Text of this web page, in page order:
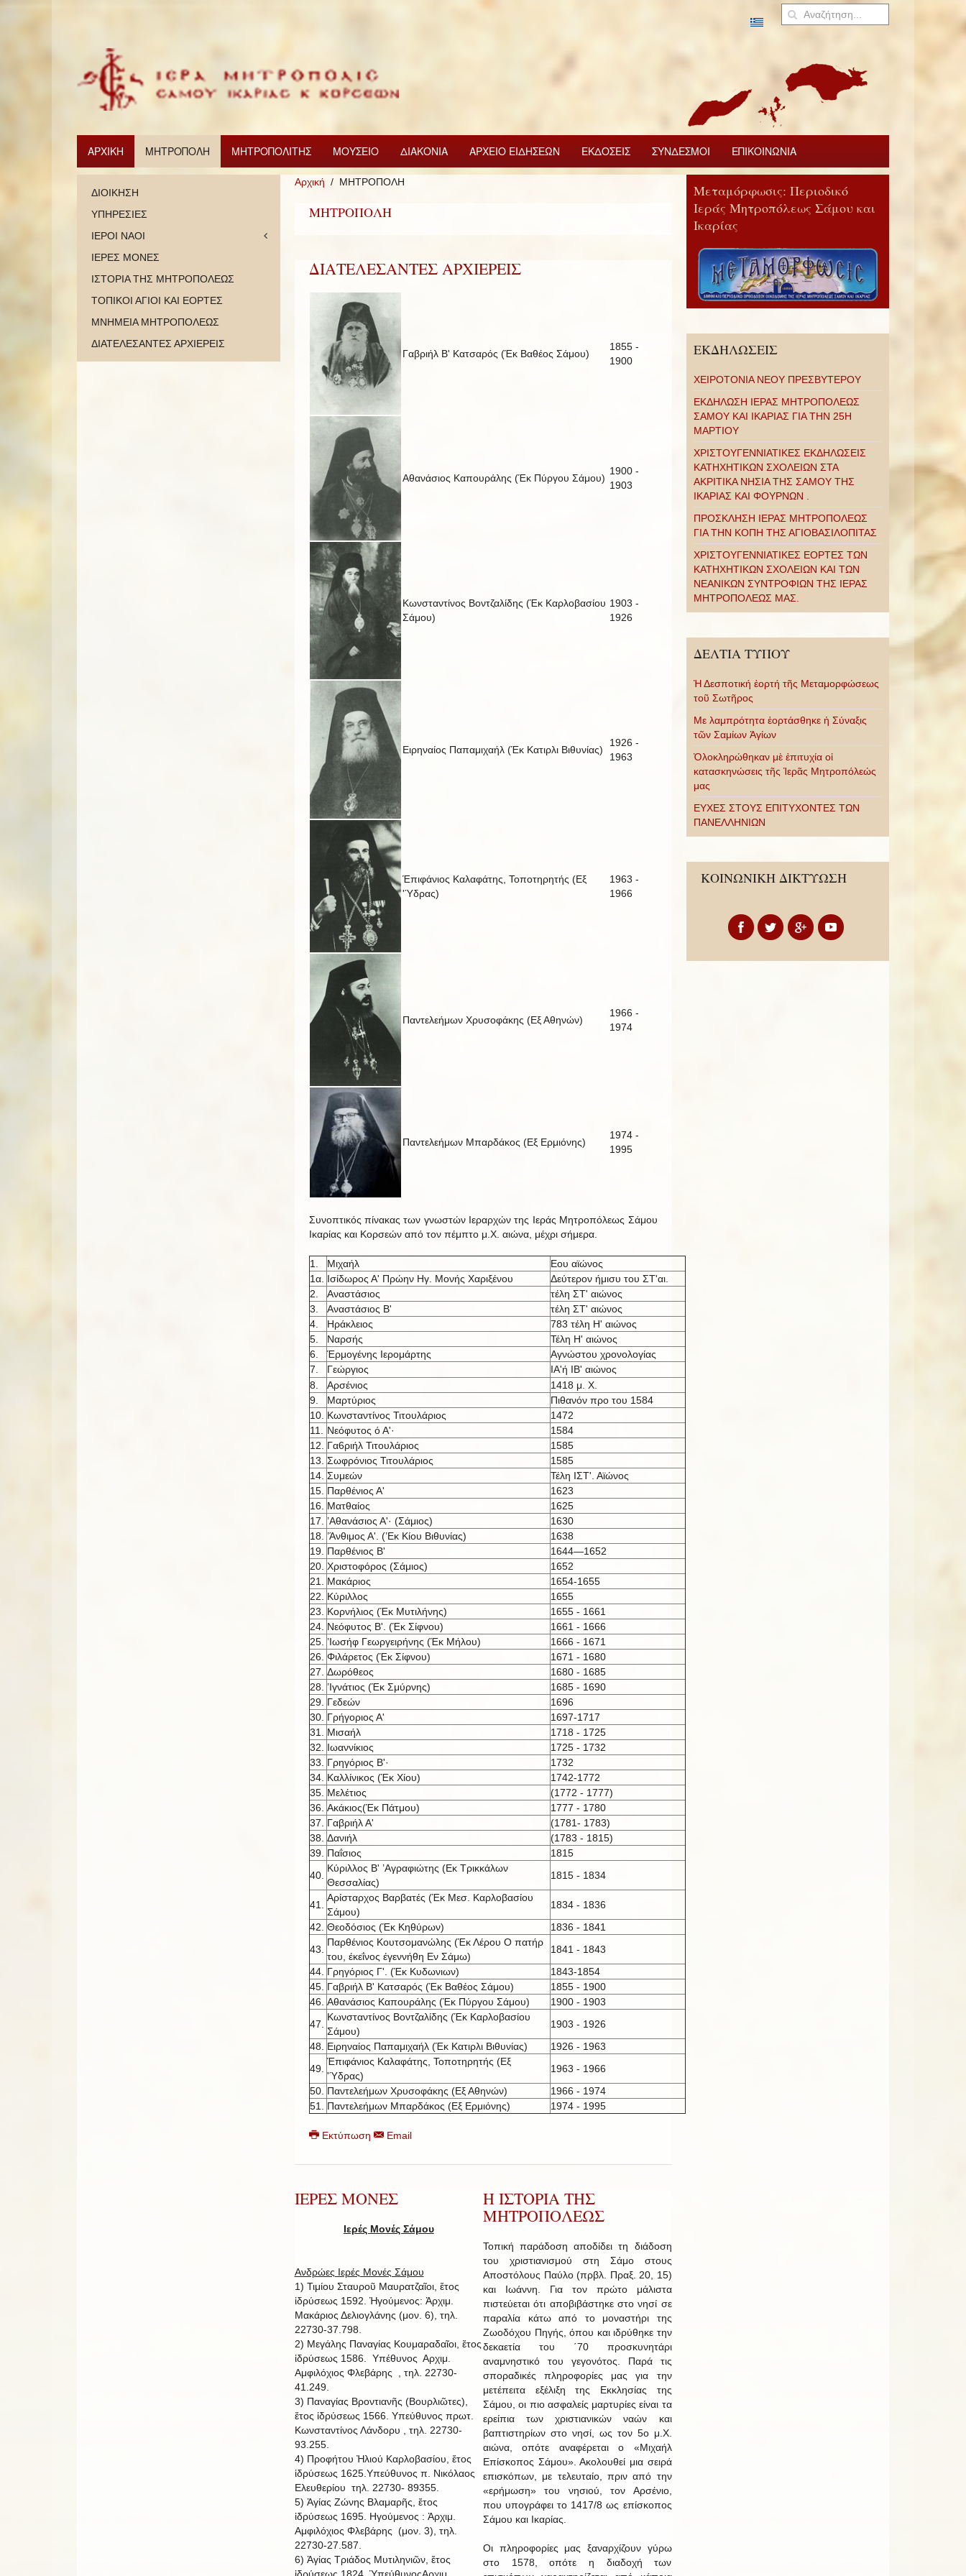
ΑΡΧΙΚΗ ΜΗΤΡΟΠΟΛΗ ΜΗΤΡΟΠΟΛΙΤΗΣ ΜΟΥΣΕΙΟ ΔΙΑΚΟΝΙΑ ΑΡΧΕΙΟ ΕΙΔΗΣΕΩΝ ΕΚΔΟΣΕΙΣ ΣΥΝΔΕΣΜΟΙ ΕΠΙΚΟΙΝΩΝΙΑ
Αρχική ΜΗΤΡΟΠΟΛΗ
ΜΗΤΡΟΠΟΛΗ
ΔΙΑΤΕΛΕΣΑΝΤΕΣ ΑΡΧΙΕΡΕΙΣ
Γαβριήλ Β' Κατσαρός (Έκ Βαθέος Σάμου)
1855 -
1900
Αθανάσιος Καπουράλης (Έκ Πύργου Σάμου)
1900 -
1903
Κωνσταντίνος Βοντζαλίδης (Έκ Καρλοβασίου
Σάμου)
1903 -
1926
Ειρηναίος Παπαμιχαήλ (Έκ Κατιρλι Βιθυνίας)
1926 -
1963
Έπιφάνιος Καλαφάτης, Τοποτηρητής (Εξ
'Ύδρας)
1963 -
1966
Παντελεήμων Χρυσοφάκης (Εξ Αθηνών)
1966 -
1974
Παντελεήμων Μπαρδάκος (Εξ Ερμιόνης)
1974 -
1995
Συνοπτικός πίνακας των γνωστών Ιεραρχών της Ιεράς Μητροπόλεως Σάμου
Ικαρίας και Κορσεών από τον πέμπτο μ.Χ. αιώνα, μέχρι σήμερα.
1. Μιχαήλ
Εου αϊώνος
1α. Ισίδωρος Α' Πρώην Ηγ. Μονής Χαριξένου
Δεύτερον ήμισυ του ΣΤ'αι.
2.
Αναστάσιος
τέλη ΣΤ' αιώνος
3.
Αναστάσιος Β'
τέλη ΣΤ' αιώνος
4.
Ηράκλειος
783 τέλη Η' αιώνος
5.
Ναρσής
Τέλη Η' αιώνος
6.
Έρμογένης Ιερομάρτης
Αγνώστου χρονολογίας
7.
Γεώργιος ΙΑ'ή IB' αιώνος
8.
Αρσένιος
1418 μ. X.
9.
Μαρτύριος
Πιθανόν προ του 1584
10. Κωνσταντίνος Τιτουλάριος
1472
11.
Νεόφυτος ό Α'·
1584
12.
Γα6ριήλ Τιτουλάριος
1585
13. Σωφρόνιος Τιτουλάριος
1585
14. Συμεών
Τέλη ΙΣΤ'. Αϊώνος
15. Παρθένιος Α'
1623
16.
Ματθαίος
1625
17.
’Αθανάσιος Α'· (Σάμιος)
1630
18.
’Άνθιμος Α'. (’Εκ Κίου Βιθυνίας)
1638
19. Παρθένιος Β'
1644—1652
20. Χριστοφόρος (Σάμιος)
1652
21.
Μακάριος
1654-1655
22.
Κύριλλος
1655
23.
Κορνήλιος (Έκ Μυτιλήνης)
1655 - 1661
24. Νεόφυτος Β'. (Έκ Σίφνου)
1661 - 1666
25. ’Ιωσήφ Γεωργειρήνης (Έκ Μήλου)
1666 - 1671
26. Φιλάρετος (Έκ Σίφνου)
1671 - 1680
27. Δωρόθεος
1680 - 1685
28.
’Ιγνάτιος (Έκ Σμύρνης)
1685 - 1690
29. Γεδεών
1696
30. Γρήγοριος Α'
1697-1717
31.
Μισαήλ
1718 - 1725
32.
Ιωαννίκιος
1725 - 1732
33.
Γρηγόριος Β'·
1732
34. Καλλίνικος (Έκ Χίου)
1742-1772
35. Μελέτιος
(1772 - 1777)
36. Ακάκιος(Έκ Πάτμου)
1777 - 1780
37.
Γαβριήλ Α'
(1781- 1783)
38. Δανιήλ
(1783 - 1815)
39. Παΐσιος
1815
40.
Κύριλλος Β' ’Αγραφιώτης (Εκ Τρικκάλων
Θεσσαλίας)
1815 - 1834
41.
Αρίσταρχος Βαρβατές (Έκ Μεσ. Καρλοβασίου
Σάμου)
1834 - 1836
42. Θεοδόσιος (Έκ Κηθύρων)
1836 - 1841
43.
Παρθένιος Κουτσομανώλης (Έκ Λέρου Ο πατήρ
του, έκεΐνος έγεννήθη Εν Σάμω)
1841 - 1843
44. Γρηγόριος Γ'. (Έκ Κυδωνιων)
1843-1854
45. Γαβριήλ Β' Κατσαρός (Έκ Βαθέος Σάμου)
1855 - 1900
46. Αθανάσιος Καπουράλης (Έκ Πύργου Σάμου)
1900 - 1903
47.
Κωνσταντίνος Βοντζαλίδης (Έκ Καρλοβασίου
Σάμου)
1903 - 1926
48.
Ειρηναίος Παπαμιχαήλ (Έκ Κατιρλι Βιθυνίας)
1926 - 1963
49.
Έπιφάνιος Καλαφάτης, Τοποτηρητής (Εξ
'Ύδρας)
1963 - 1966
50. Παντελεήμων Χρυσοφάκης (Εξ Αθηνών)
1966 - 1974
51.
Παντελεήμων Μπαρδάκος (Εξ Ερμιόνης) 1974 - 1995
Εκτύπωση Email
ΙΕΡΕΣ ΜΟΝΕΣ
Ιερές Μονές Σάμου
Ανδρώες Ιερές Μονές Σάμου
1) Τιμίου Σταυροῦ Μαυρατζαῖοι, ἔτος
ἱδρύσεως 1592. Ἡγούμενος: Ἀρχιμ.
Μακάριος Δελιογλάνης (μον. 6), τηλ.
22730-37.798.
2) Μεγάλης Παναγίας Κουμαραδαῖοι, ἔτος
ἱδρύσεως 1586. Υπέθυνος Αρχιμ.
Αμφιλόχιος Φλεβάρης , τηλ. 22730-
41.249.
3) Παναγίας Βροντιανῆς (Βουρλιῶτες),
ἔτος ἱδρύσεως 1566. Υπεύθυνος πρωτ.
Κωνσταντίνος Λάνδορυ , τηλ. 22730-
93.255.
4) Προφήτου Ἠλιού Καρλοβασίου, ἔτος
ἱδρύσεως 1625.Υπεύθυνος π. Νικόλαος
Ελευθερίου τηλ. 22730- 89355.
5) Ἁγίας Ζώνης Βλαμαρῆς, ἔτος
ἱδρύσεως 1695. Ηγούμενος : Ἀρχιμ.
Αμφιλόχιος Φλεβάρης (μον. 3), τηλ.
22730-27.587.
6) Ἁγίας Τριάδος Μυτιληνιῶν, ἔτος
Η ΙΣΤΟΡΙΑ ΤΗΣ
ΜΗΤΡΟΠΟΛΕΩΣ
Τοπική παράδοση αποδίδει τη διάδοση
του χριστιανισμού στη Σάμο στους
Αποστόλους Παύλο (πρβλ. Πραξ. 20, 15)
και Ιωάννη. Για τον πρώτο μάλιστα
πιστεύεται ότι αποβιβάστηκε στο νησί σε
παραλία κάτω από το μοναστήρι της
Ζωοδόχου Πηγής, όπου και ιδρύθηκε την
δεκαετία του ΄70 προσκυνητάρι
αναμνηστικό του γεγονότος. Παρά τις
σποραδικές πληροφορίες μας για την
μετέπειτα εξέλιξη της Εκκλησίας της
Σάμου, οι πιο ασφαλείς μαρτυρίες είναι τα
ερείπια των χριστιανικών ναών και
βαπτιστηρίων στο νησί, ως τον 5ο μ.Χ.
αιώνα, οπότε αναφέρεται ο «Μιχαήλ
Επίσκοπος Σάμου». Ακολουθεί μια σειρά
επισκόπων, με τελευταίο, πριν από την
«ερήμωση» του νησιού, τον Αρσένιο,
που υπογράφει το 1417/8 ως επίσκοπος
Σάμου και Ικαρίας.
Οι πληροφορίες μας ξαναρχίζουν γύρω
στο 1578, οπότε η διαδοχή των
ΔΙΟΙΚΗΣΗ
ΥΠΗΡΕΣΙΕΣ
ΙΕΡΟΙ ΝΑΟΙ
ΙΕΡΕΣ ΜΟΝΕΣ
ΙΣΤΟΡΙΑ ΤΗΣ ΜΗΤΡΟΠΟΛΕΩΣ
ΤΟΠΙΚΟΙ ΑΓΙΟΙ ΚΑΙ ΕΟΡΤΕΣ
ΜΝΗΜΕΙΑ ΜΗΤΡΟΠΟΛΕΩΣ
ΔΙΑΤΕΛΕΣΑΝΤΕΣ ΑΡΧΙΕΡΕΙΣ
Μεταμόρφωσις: Περιοδικό
Ιεράς Μητροπόλεως Σάμου και
Ικαρίας
ΕΚΔΗΛΩΣΕΙΣ
ΧΕΙΡΟΤΟΝΙΑ ΝΕΟΥ ΠΡΕΣΒΥΤΕΡΟΥ
ΕΚΔΗΛΩΣΗ ΙΕΡΑΣ ΜΗΤΡΟΠΟΛΕΩΣ
ΣΑΜΟΥ ΚΑΙ ΙΚΑΡΙΑΣ ΓΙΑ ΤΗΝ 25Η
ΜΑΡΤΙΟΥ
ΧΡΙΣΤΟΥΓΕΝΝΙΑΤΙΚΕΣ ΕΚΔΗΛΩΣΕΙΣ
ΚΑΤΗΧΗΤΙΚΩΝ ΣΧΟΛΕΙΩΝ ΣΤΑ
ΑΚΡΙΤΙΚΑ ΝΗΣΙΑ ΤΗΣ ΣΑΜΟΥ ΤΗΣ
ΙΚΑΡΙΑΣ ΚΑΙ ΦΟΥΡΝΩΝ .
ΠΡΟΣΚΛΗΣΗ ΙΕΡΑΣ ΜΗΤΡΟΠΟΛΕΩΣ
ΓΙΑ ΤΗΝ ΚΟΠΗ ΤΗΣ ΑΓΙΟΒΑΣΙΛΟΠΙΤΑΣ
ΧΡΙΣΤΟΥΓΕΝΝΙΑΤΙΚΕΣ ΕΟΡΤΕΣ ΤΩΝ
ΚΑΤΗΧΗΤΙΚΩΝ ΣΧΟΛΕΙΩΝ ΚΑΙ ΤΩΝ
ΝΕΑΝΙΚΩΝ ΣΥΝΤΡΟΦΙΩΝ ΤΗΣ ΙΕΡΑΣ
ΜΗΤΡΟΠΟΛΕΩΣ ΜΑΣ.
ΔΕΛΤΙΑ ΤΥΠΟΥ
Ἡ Δεσποτική ἑορτή τῆς Μεταμορφώσεως
τοῦ Σωτῆρος
Με λαμπρότητα ἑορτάσθηκε ἡ Σύναξις
τῶν Σαμίων Ἁγίων
Ὁλοκληρώθηκαν μὲ ἐπιτυχία οἱ
κατασκηνώσεις τῆς Ἱερᾶς Μητροπόλεώς
μας
ΕΥΧΕΣ ΣΤΟΥΣ ΕΠΙΤΥΧΟΝΤΕΣ ΤΩΝ
ΠΑΝΕΛΛΗΝΙΩΝ
ΚΟΙΝΩΝΙΚΗ ΔΙΚΤΥΩΣΗ